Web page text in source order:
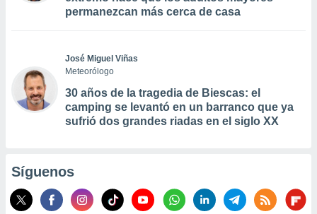
permanezcan más cerca de casa
José Miguel Viñas
Meteorólogo
30 años de la tragedia de Biescas: el
camping se levantó en un barranco que ya
sufrió dos grandes riadas en el siglo XX
Síguenos